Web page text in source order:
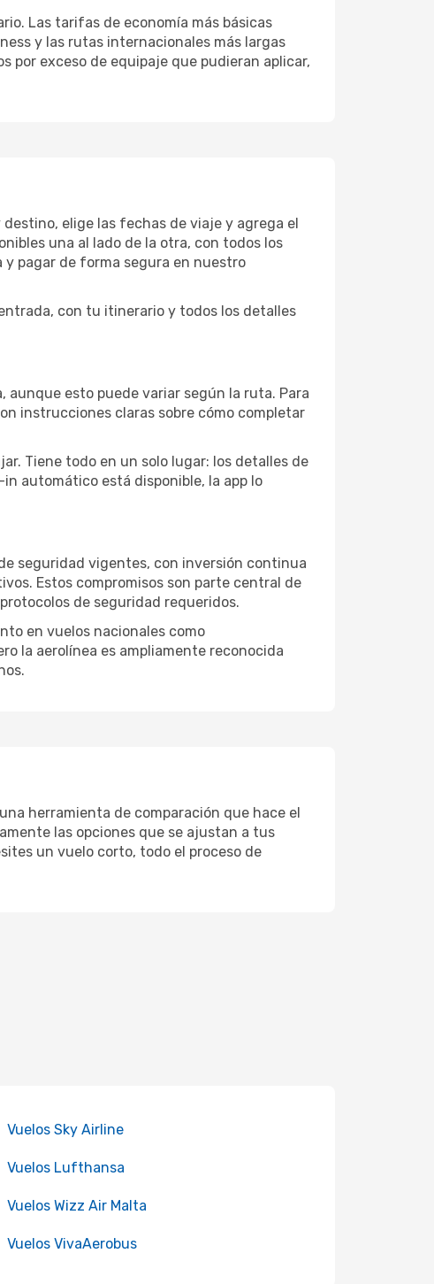
Las tarifas de economía más básicas
y las rutas internacionales más largas
por exceso de equipaje que pudieran aplicar,
elige las fechas de viaje y agrega el
una al lado de la otra, con todos los
y pagar de forma segura en nuestro
con tu itinerario y todos los detalles
aunque esto puede variar según la ruta. Para
instrucciones claras sobre cómo completar
Tiene todo en un solo lugar: los detalles de
automático está disponible, la app lo
seguridad vigentes, con inversión continua
Estos compromisos son parte central de
de seguridad requeridos.
en vuelos nacionales como
la aerolínea es ampliamente reconocida
herramienta de comparación que hace el
las opciones que se ajustan a tus
un vuelo corto, todo el proceso de
Vuelos Sky Airline
Vuelos Lufthansa
Vuelos Wizz Air Malta
Vuelos VivaAerobus